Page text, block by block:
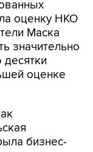
Маска
значительно
оценке
бизнес-
покинул